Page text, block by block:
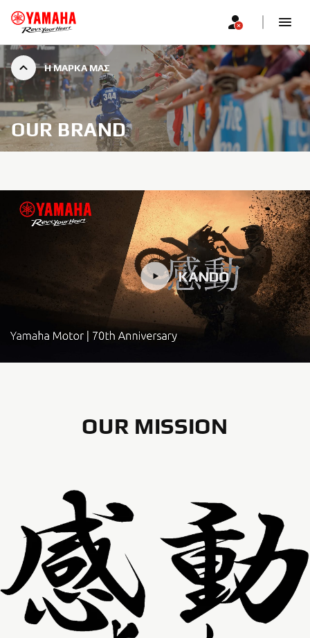
Η ΜΆΡΚΑ ΜΑΣ
OUR BRAND
OUR MISSION